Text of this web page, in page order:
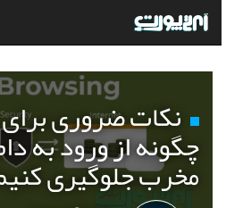
نکات ضروری برای
چگونه از ورود به
مخرب جلوگیری